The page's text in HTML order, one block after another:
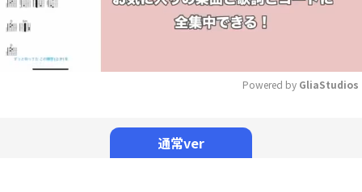
Powered by GliaStudios
通常ver